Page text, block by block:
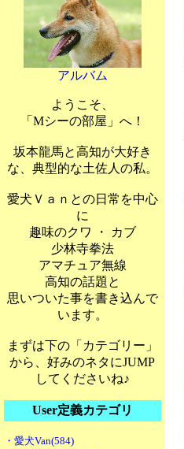
アルバム
ようこそ、
「Mシーの部屋」へ！
坂本龍馬と高知が大好き
な、典型的な土佐人の私。
愛犬Ｖａｎとの日常を中心
に
趣味のクワ ・ カブ
少林寺拳法
アマチュア無線
高知の話題と
思いついた事を書き込んで
います。
まずは下の「カテゴリー」
から、好みのネタにJUMP
してくださいね♪
User定義カテゴリ
・愛犬Van(584)